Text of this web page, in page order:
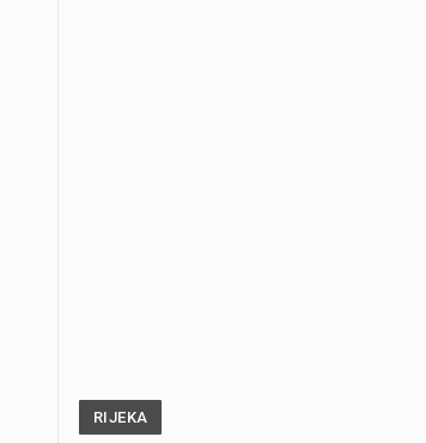
RIJEKA